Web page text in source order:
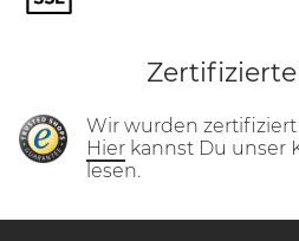
Wir wurden zertifiziert
Hier kannst Du unser
lesen.